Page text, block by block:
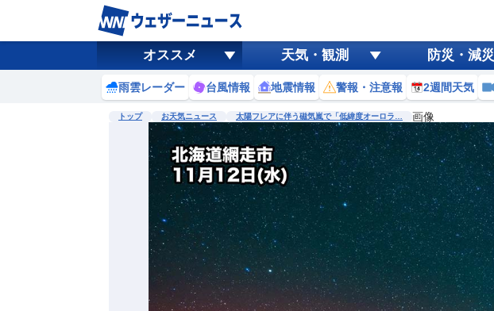
オススメ 天気・観測 防災・減災
雨雲レーダー 台風情報 地震情報 警報・注意報 2週間天気
トップ お天気ニュース 太陽フレアに伴う磁気嵐で「低緯度オーロラ… 画像